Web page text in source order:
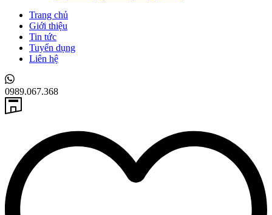
Trang chủ
Giới thiệu
Tin tức
Tuyển dụng
Liên hệ
0989.067.368